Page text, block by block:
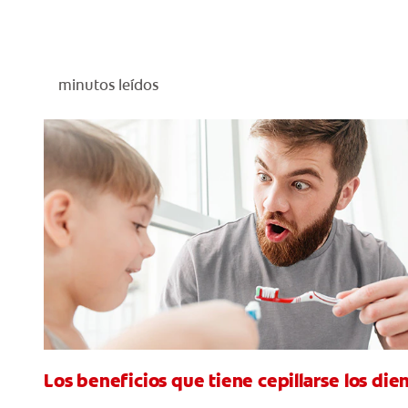
minutos leídos
Los beneficios que tiene cepillarse los